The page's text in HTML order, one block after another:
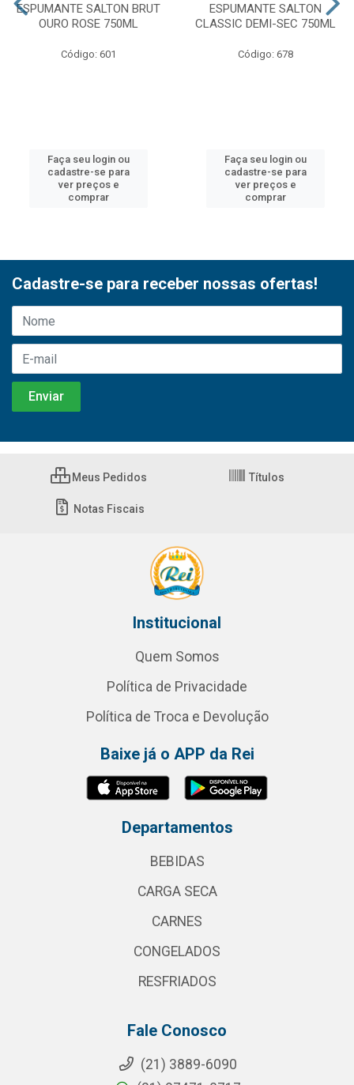
ESPUMANTE SALTON BRUT
OURO ROSE 750ML
Código: 601
Faça seu login ou
cadastre-se para
ver preços e
comprar
ESPUMANTE SALTON
CLASSIC DEMI-SEC 750ML
Código: 678
Faça seu login ou
cadastre-se para
ver preços e
comprar
Cadastre-se para receber nossas ofertas!
Meus Pedidos Títulos
Notas Fiscais
Institucional
Quem Somos
Política de Privacidade
Política de Troca e Devolução
Baixe já o APP da Rei
Departamentos
BEBIDAS
CARGA SECA
CARNES
CONGELADOS
RESFRIADOS
Fale Conosco
(21) 3889-6090